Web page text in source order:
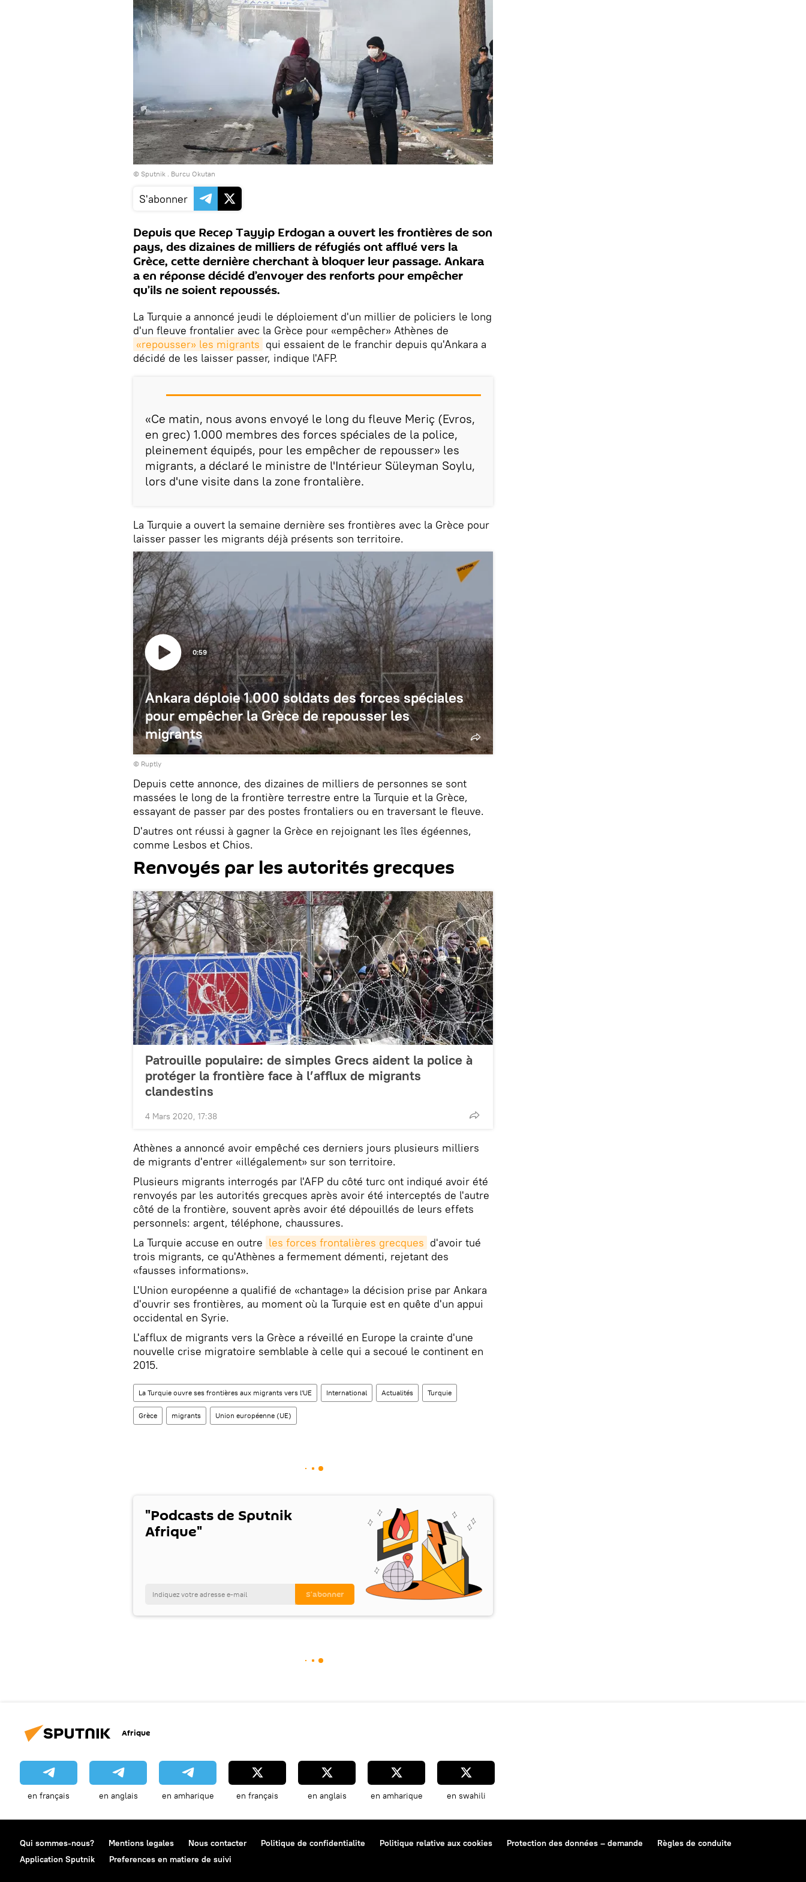
© Sputnik . Burcu Okutan
S'abonner
Depuis que Recep Tayyip Erdogan a ouvert les frontières de son
pays, des dizaines de milliers de réfugiés ont afflué vers la
Grèce, cette dernière cherchant à bloquer leur passage. Ankara
a en réponse décidé d’envoyer des renforts pour empêcher
qu’ils ne soient repoussés.
La Turquie a annoncé jeudi le déploiement d'un millier de policiers le long
d'un fleuve frontalier avec la Grèce pour «empêcher» Athènes de
«repousser» les migrants qui essaient de le franchir depuis qu'Ankara a
décidé de les laisser passer, indique l'AFP.
«Ce matin, nous avons envoyé le long du fleuve Meriç (Evros,
en grec) 1.000 membres des forces spéciales de la police,
pleinement équipés, pour les empêcher de repousser» les
migrants, a déclaré le ministre de l'Intérieur Süleyman Soylu,
lors d'une visite dans la zone frontalière.
La Turquie a ouvert la semaine dernière ses frontières avec la Grèce pour
laisser passer les migrants déjà présents son territoire.
Ankara déploie 1.000 soldats des forces spéciales
pour empêcher la Grèce de repousser les
migrants
0:59
© Ruptly
Depuis cette annonce, des dizaines de milliers de personnes se sont
massées le long de la frontière terrestre entre la Turquie et la Grèce,
essayant de passer par des postes frontaliers ou en traversant le fleuve.
D'autres ont réussi à gagner la Grèce en rejoignant les îles égéennes,
comme Lesbos et Chios.
Renvoyés par les autorités grecques
Patrouille populaire: de simples Grecs aident la police à
protéger la frontière face à l’afflux de migrants
clandestins
4 Mars 2020, 17:38
Athènes a annoncé avoir empêché ces derniers jours plusieurs milliers
de migrants d'entrer «illégalement» sur son territoire.
Plusieurs migrants interrogés par l'AFP du côté turc ont indiqué avoir été
renvoyés par les autorités grecques après avoir été interceptés de l'autre
côté de la frontière, souvent après avoir été dépouillés de leurs effets
personnels: argent, téléphone, chaussures.
La Turquie accuse en outre les forces frontalières grecques d'avoir tué
trois migrants, ce qu'Athènes a fermement démenti, rejetant des
«fausses informations».
L'Union européenne a qualifié de «chantage» la décision prise par Ankara
d'ouvrir ses frontières, au moment où la Turquie est en quête d'un appui
occidental en Syrie.
L'afflux de migrants vers la Grèce a réveillé en Europe la crainte d'une
nouvelle crise migratoire semblable à celle qui a secoué le continent en
2015.
La Turquie ouvre ses frontières aux migrants vers l'UE International Actualités Turquie
Grèce migrants Union européenne (UE)
"Podcasts de Sputnik
Afrique"
Afrique
en français en anglais en amharique en français en anglais en amharique en swahili
Qui sommes-nous? Mentions legales Nous contacter Politique de confidentialite Politique relative aux cookies Protection des données – demande
Règles de conduite
Application Sputnik
Preferences en matiere de suivi